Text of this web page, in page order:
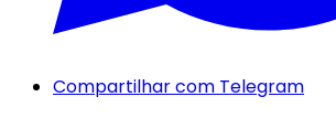
Compartilhar com Telegram